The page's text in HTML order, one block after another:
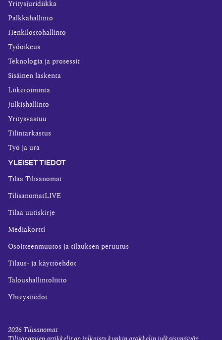
Yritysjuridiikka
Palkkahallinto
Henkilöstöhallinto
Työoikeus
Teknologia ja prosessit
Sisäinen laskenta
Liiketoiminta
Julkishallinto
Yritysvastuu
Tilintarkastus
Työ ja ura
YLEISET TIEDOT
Tilaa Tilisanomat
TilisanomatLIVE
Tilaa uutiskirje
Mediakortti
Osoitteenmuutos ja tilauksen peruutus
Tilaus- ja käyttöehdot
Taloushallintoliitto
Yhteystiedot
2026 Tilisanomat